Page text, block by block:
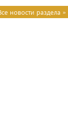
новости раздела »